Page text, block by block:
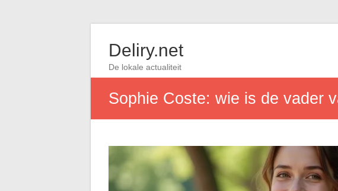
Deliry.net
De lokale actualiteit
Sophie Coste: wie is de vader